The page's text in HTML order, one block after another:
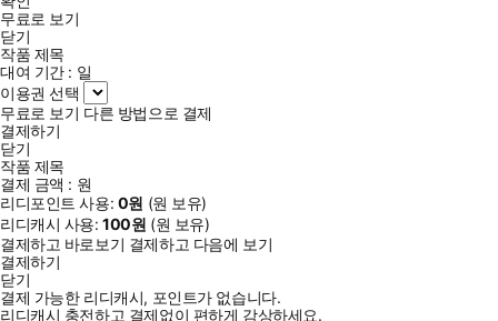
무료로 보기
닫기
작품 제목
대여 기간 : 일
이용권 선택
무료로 보기 다른 방법으로 결제
결제하기
닫기
작품 제목
결제 금액 : 원
리디포인트 사용: 0원 (원 보유)
리디캐시 사용:100원 (원 보유)
결제하고 바로보기 결제하고 다음에 보기
결제하기
닫기
결제 가능한 리디캐시, 포인트가 없습니다.
리디캐시 충전하고 결제없이 편하게 감상하세요.